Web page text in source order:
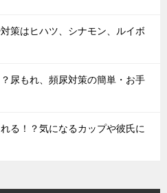
策はヒハツ、シナモン、ルイボ
尿もれ、頻尿対策の簡単・お手
る！？気になるカップや彼氏に